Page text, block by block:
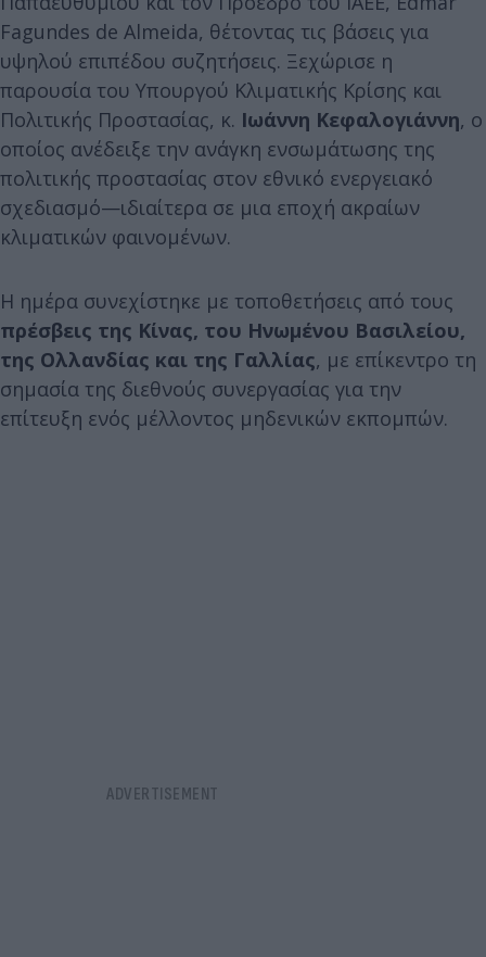
Fagundes de Almeida, θέτοντας τις βάσεις για
υψηλού επιπέδου συζητήσεις. Ξεχώρισε η
παρουσία του Υπουργού Κλιματικής Κρίσης και
Πολιτικής Προστασίας, κ. Ιωάννη Κεφαλογιάννη, ο
οποίος ανέδειξε την ανάγκη ενσωμάτωσης της
πολιτικής προστασίας στον εθνικό ενεργειακό
σχεδιασμό—ιδιαίτερα σε μια εποχή ακραίων
κλιματικών φαινομένων.
Η ημέρα συνεχίστηκε με τοποθετήσεις από τους
πρέσβεις της Κίνας, του Ηνωμένου Βασιλείου,
της Ολλανδίας και της Γαλλίας, με επίκεντρο τη
σημασία της διεθνούς συνεργασίας για την
επίτευξη ενός μέλλοντος μηδενικών εκπομπών.